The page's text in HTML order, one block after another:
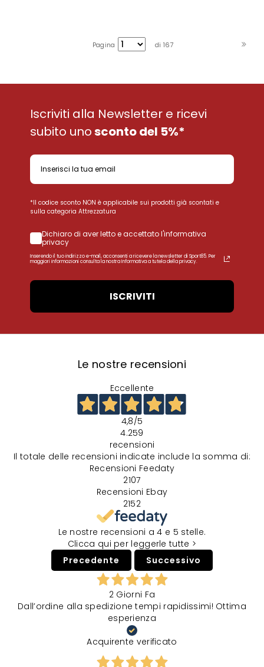
Pagina di 167
Iscriviti alla Newsletter e ricevi
subito unosconto del 5%*
*Il codice sconto NON è applicabile sui prodotti già scontati e
sulla categoria Attrezzatura
Dichiaro di aver letto e accettato l'informativa
privacy
Inserendo il tuo indirizzo e-mail, acconsenti a ricevere la newsletter di Sport85. Per
maggiori informazioni consulta la nostra Informativa a tutela della privacy.
ISCRIVITI
Le nostre recensioni
Eccellente
4,8/5
4.259
recensioni
Il totale delle recensioni indicate include la somma di:
Recensioni Feedaty
2107
Recensioni Ebay
2152
Le nostre recensioni a 4 e 5 stelle.
Clicca qui per leggerle tutte >
Precedente
Successivo
2 Giorni Fa
Dall’ordine alla spedizione tempi rapidissimi! Ottima
esperienza
Acquirente verificato